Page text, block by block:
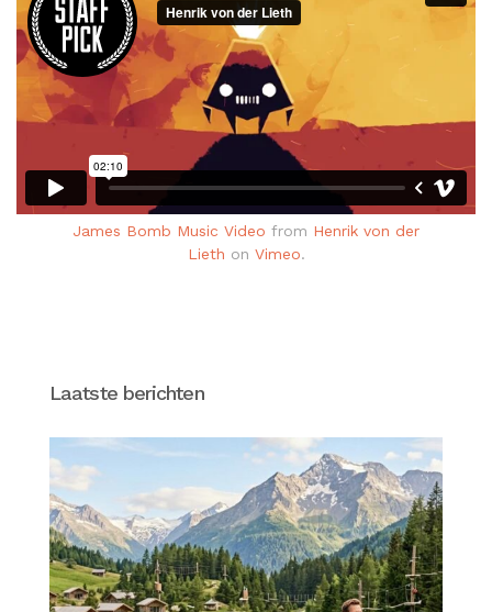
James Bomb Music Video from Henrik von der
Lieth on Vimeo.
Laatste berichten